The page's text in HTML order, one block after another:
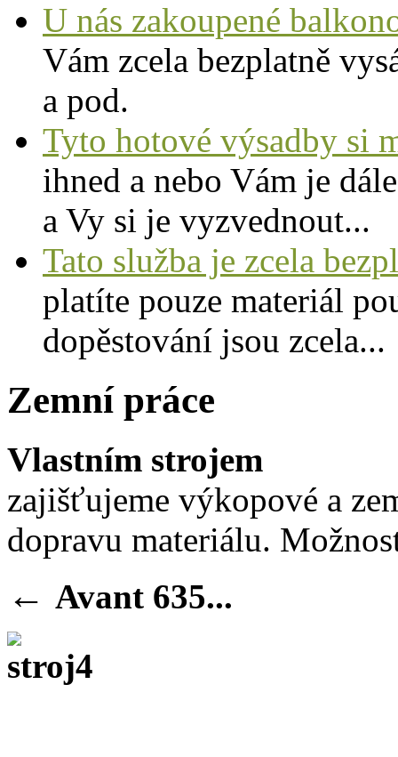
U nás zakoupené
Vám zcela bezplatně
a pod.
Tyto hotové výsadby si
ihned a nebo Vám je
a Vy si je vyzvednout...
Tato služba je zcela
platíte pouze materiál
dopěstování jsou zcela...
Zemní práce
Vlastním strojem
zajišťujeme výkopové a
dopravu materiálu.
← Avant 635...